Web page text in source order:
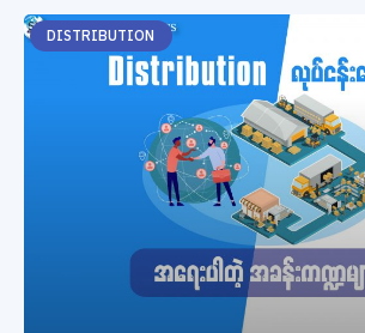
DISTRIBUTION